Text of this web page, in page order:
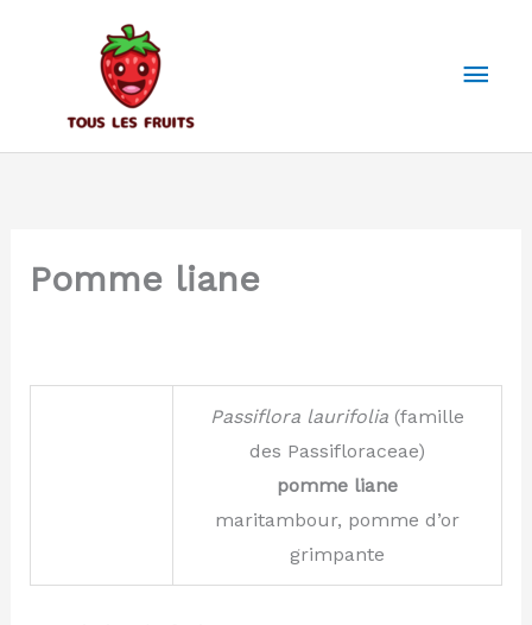
Pomme liane
Passiflora laurifolia(famille
des Passifloraceae)
pomme liane
maritambour, pomme d’or
grimpante